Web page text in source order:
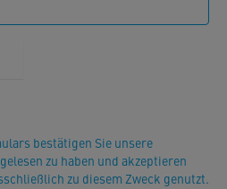
bestätigen Sie unsere
zu haben und akzeptieren
zu diesem Zweck genutzt.